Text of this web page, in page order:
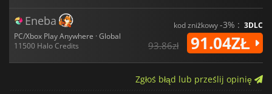
Eneba
PC/Xbox Play Anywhere · Global
11500 Halo Credits
kod zniżkowy-3% : 3DLC
93.86zł 91.04ZŁ
Zgłoś błąd lub prześlij opinię